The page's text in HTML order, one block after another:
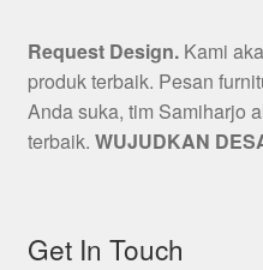
Request Design.Kami
produk terbaik. Pesan
Anda suka, tim Samiharjo
terbaik. WUJUDKAN
Get In Touch